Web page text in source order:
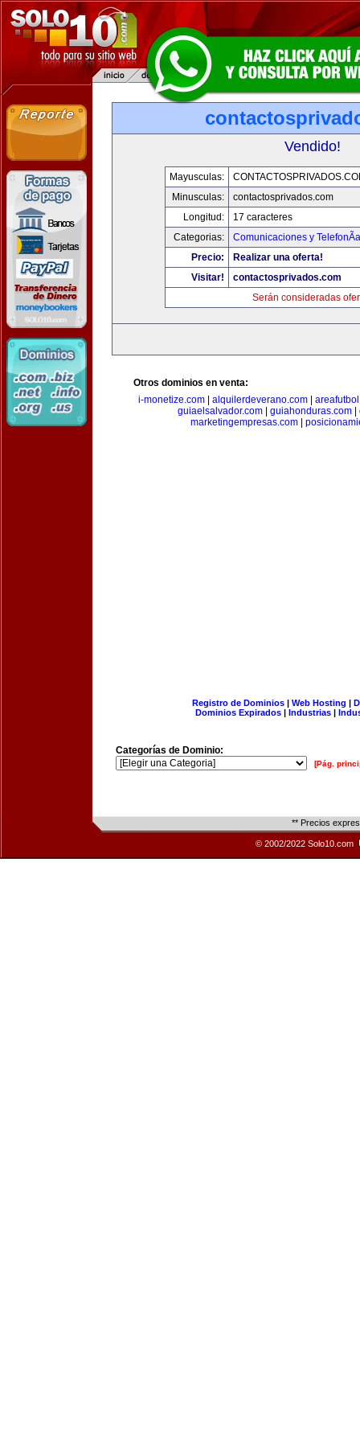
Vendido!
Mayusculas:
Minusculas:
contactosprivados.com
Longitud:
17 caracteres
Categorias:
Comunicaciones y TelefonÃ­a
Precio:
Realizar una oferta!
Visitar!
contactosprivados.com
Serán consideradas
Otros dominios en venta:
i-monetize.com
alquilerdeverano.com
guiaelsalvador.com| guiahonduras.com|
marketingempresas.com
Registro de Dominios| Web Hosting |
Dominios Expirados | Industrias |
Categorías de Dominio:
[Pág.
** Precios
© 2002/2022 Solo10.com